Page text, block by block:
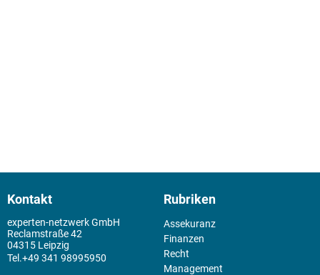
Kontakt
experten-netzwerk GmbH
Reclamstraße 42
04315 Leipzig
+49 341 98995950
Rubriken
Assekuranz
Finanzen
Recht
Management